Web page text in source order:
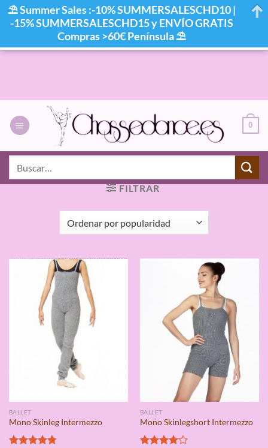
0
INICIO / PRODUCTOS ETIQUETADOS “MONO
FILTRAR
BALLET
Mono Skinleg Intermezzo
BALLET
Mono Skinlegshort Intermezzo
⛱ Summer Sales :-10% SUMMERSALESCHD10 |
-15% SUMMERSALESCHD15 y ENVÍO GRATIS
Compras >60€ Península ⛱